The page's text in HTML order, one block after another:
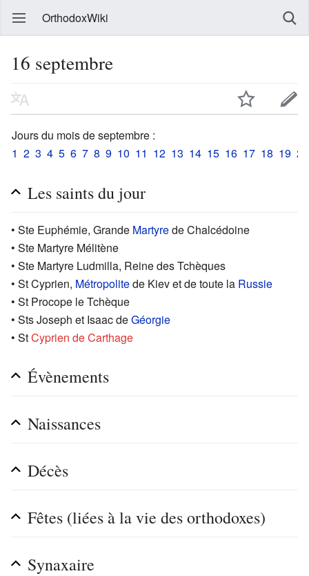
OrthodoxWiki
16 septembre
Jours du mois de septembre :
1 2 3 4 5 6 7 8 9 10 11 12 13 14 15 16 17 18 19 20
Les saints du jour
• Ste Euphémie, Grande Martyrede Chalcédoine
• Ste Martyre Mélitène
• Ste Martyre Ludmilla, Reine des Tchèques
• St Cyprien, Métropolitede Kiev et de toute la Russie
• St Procope le Tchèque
• Sts Joseph et Isaac deGéorgie
• StCyprien de Carthage
Évènements
Naissances
Décès
Fêtes (liées à la vie des orthodoxes)
Synaxaire